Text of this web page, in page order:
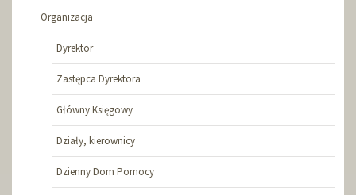
Organizacja
Dyrektor
Zastępca Dyrektora
Główny Księgowy
Działy, kierownicy
Dzienny Dom Pomocy